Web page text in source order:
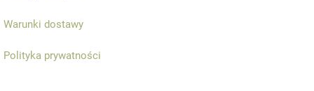
Warunki dostawy
Polityka prywatności